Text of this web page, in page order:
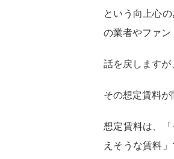
という向上心
の業者やファン
話を戻しますが
その想定賃料が
想定賃料は、
えそうな賃料」